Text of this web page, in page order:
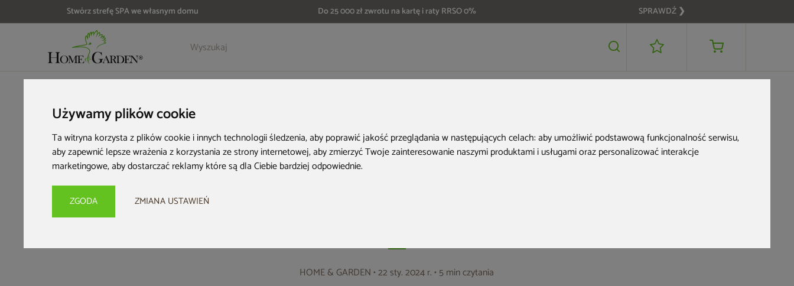
Używamy plików cookie
Ta witryna korzysta z plików cookie i innych technologii śledzenia, aby poprawić jakość przeglądania w następujących celach:aby umożliwić podstawową funkcjonalność serwisu,
aby zapewnić lepsze wrażenia z korzystania ze strony internetowej,aby zmierzyć Twoje zainteresowanie naszymi produktami i usługami oraz personalizować interakcje
marketingowe,aby dostarczać reklamy które są dla Ciebie bardziej odpowiednie.
ZGODA ZMIANA USTAWIEŃ
Stwórz strefę SPA we własnym domu Do 25 000 zł zwrotu na kartę i raty RRSO 0% SPRAWDŹ ❯
Jak zrobić palenisko do
wędzarni? Poradnik HOME &
HOME & GARDEN• 22 sty. 2024 r. • 5 min czytania